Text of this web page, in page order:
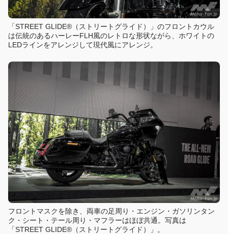
「STREET GLIDE®（ストリートグライド）」のフロントカウル
は伝統のあるハーレーFLH風のレトロな形状ながら、ホワイトの
LEDラインをアレンジして現代風にアレンジ。
フロントマスクを除き、両車の足周り・エンジン・ガソリンタン
ク・シート・テール周り・マフラーはほぼ共通。写真は
「STREET GLIDE®（ストリートグライド）」。